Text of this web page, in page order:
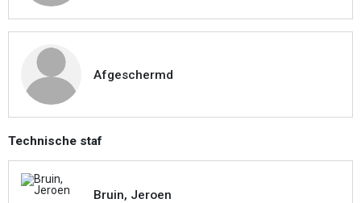
Afgeschermd
Technische staf
Bruin, Jeroen